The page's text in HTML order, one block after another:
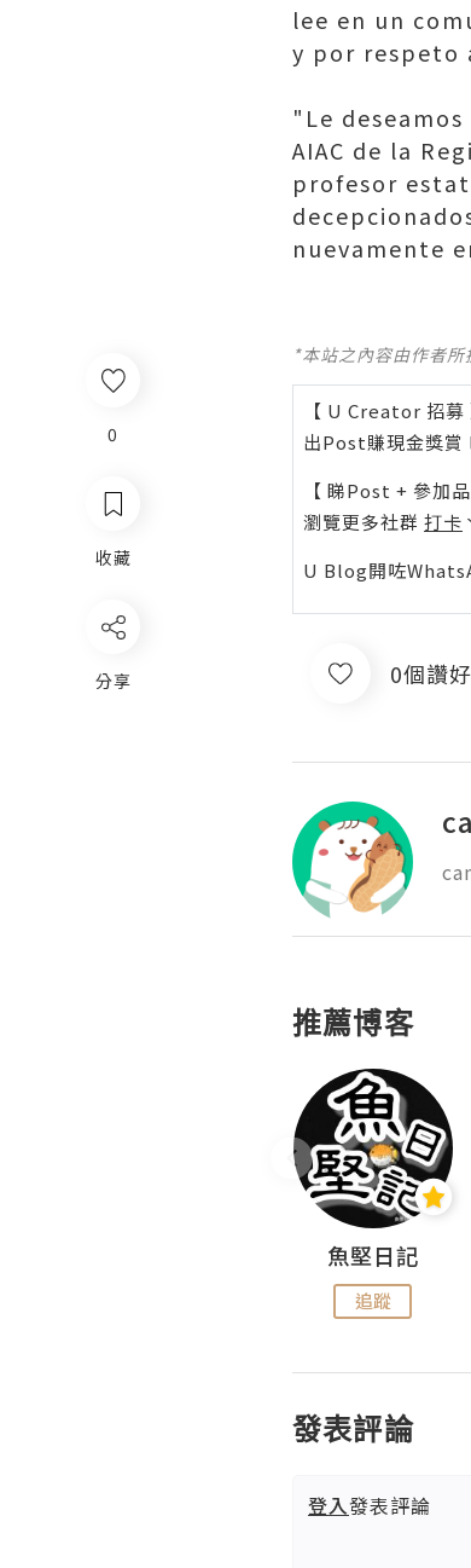
0
收藏
分享
lee en un
y por respeto
"Le
AIAC de la
profesor
nuevamente
*本站之內容由作者
【 U Creator 招募
出Post賺現金獎賞
【 睇Post + 參加品
瀏覽更多社群 打卡
U Blog開咗
0個讚好
推薦博客
魚堅日記
追蹤
發表評論
登入發表評論